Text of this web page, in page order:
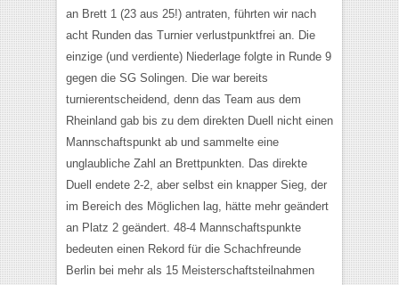
an Brett 1 (23 aus 25!) antraten, führten wir nach
acht Runden das Turnier verlustpunktfrei an. Die
einzige (und verdiente) Niederlage folgte in Runde 9
gegen die SG Solingen. Die war bereits
turnierentscheidend, denn das Team aus dem
Rheinland gab bis zu dem direkten Duell nicht einen
Mannschaftspunkt ab und sammelte eine
unglaubliche Zahl an Brettpunkten. Das direkte
Duell endete 2-2, aber selbst ein knapper Sieg, der
im Bereich des Möglichen lag, hätte mehr geändert
an Platz 2 geändert. 48-4 Mannschaftspunkte
bedeuten einen Rekord für die Schachfreunde
Berlin bei mehr als 15 Meisterschaftsteilnahmen